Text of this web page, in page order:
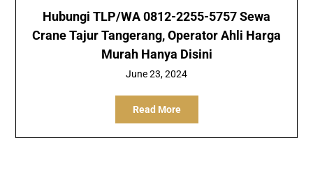
Hubungi TLP/WA 0812-2255-5757 Sewa
Crane Tajur Tangerang, Operator Ahli Harga
Murah Hanya Disini
June 23, 2024
Read More